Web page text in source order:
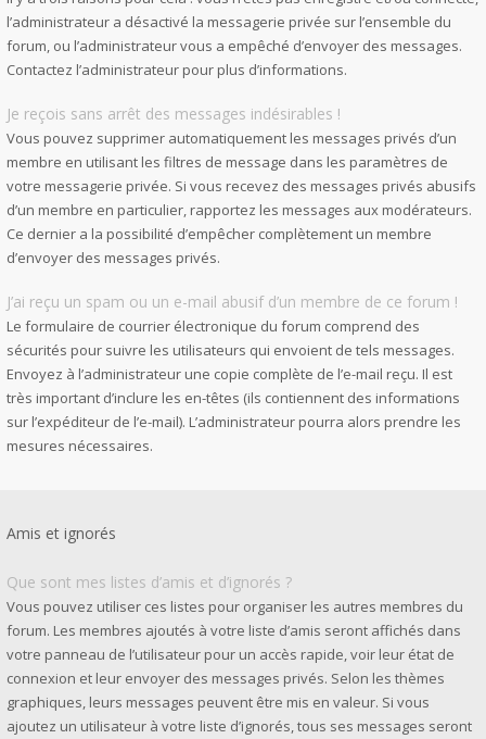
l’administrateur a désactivé la messagerie privée sur l’ensemble du
forum, ou l’administrateur vous a empêché d’envoyer des messages.
Contactez l’administrateur pour plus d’informations.
Je reçois sans arrêt des messages indésirables !
Vous pouvez supprimer automatiquement les messages privés d’un
membre en utilisant les filtres de message dans les paramètres de
votre messagerie privée. Si vous recevez des messages privés abusifs
d’un membre en particulier, rapportez les messages aux modérateurs.
Ce dernier a la possibilité d’empêcher complètement un membre
d’envoyer des messages privés.
J’ai reçu un spam ou un e-mail abusif d’un membre de ce forum !
Le formulaire de courrier électronique du forum comprend des
sécurités pour suivre les utilisateurs qui envoient de tels messages.
Envoyez à l’administrateur une copie complète de l’e-mail reçu. Il est
très important d’inclure les en-têtes (ils contiennent des informations
sur l’expéditeur de l’e-mail). L’administrateur pourra alors prendre les
mesures nécessaires.
Amis et ignorés
Que sont mes listes d’amis et d’ignorés ?
Vous pouvez utiliser ces listes pour organiser les autres membres du
forum. Les membres ajoutés à votre liste d’amis seront affichés dans
votre panneau de l’utilisateur pour un accès rapide, voir leur état de
connexion et leur envoyer des messages privés. Selon les thèmes
graphiques, leurs messages peuvent être mis en valeur. Si vous
ajoutez un utilisateur à votre liste d’ignorés, tous ses messages seront